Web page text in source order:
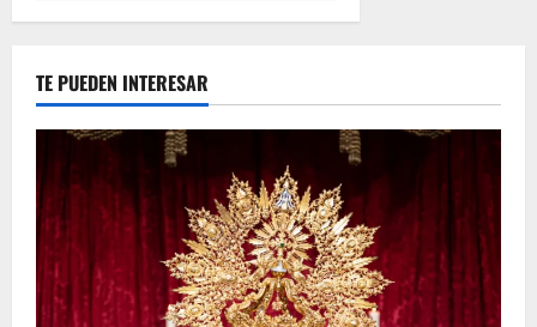
TE PUEDEN INTERESAR